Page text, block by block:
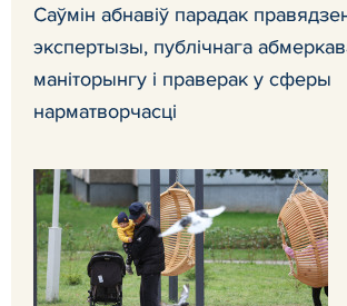
Саўмін абнавіў парадак
экспертызы, публічнага
маніторынгу і праверак у сферы
нарматворчасці